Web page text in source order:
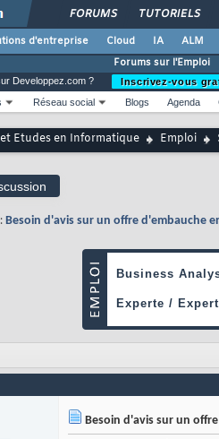
FORUMS TUTORIELS
d'entreprise Cloud IA ALM
Forums sur l'Emploi
Developpez.com ?
Inscrivez-vous
Réseau social Blogs Agenda
Etudes en Informatique Emploi
Besoin d'avis sur un offre d'embauche
Besoin d'avis sur un